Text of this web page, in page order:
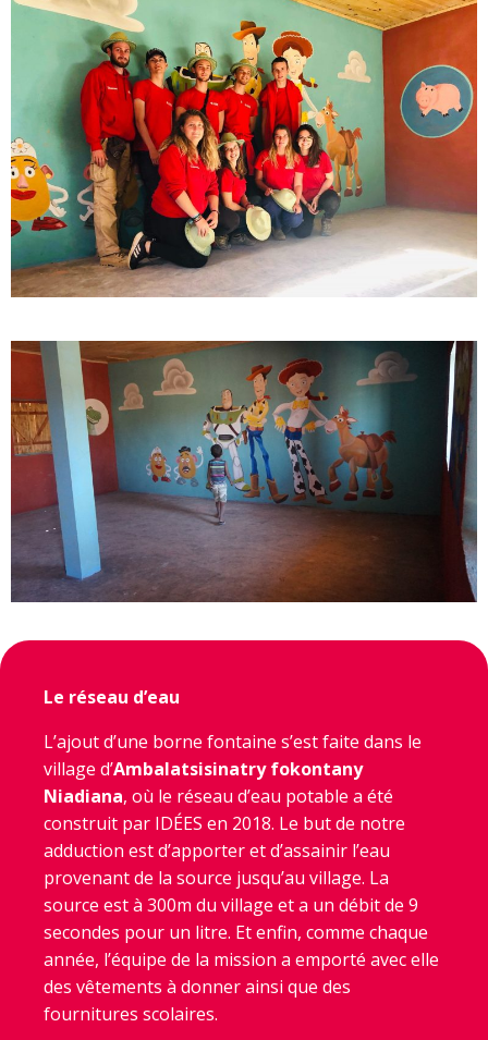
Le réseau d’eau
L’ajout d’une borne fontaine s’est faite dans le
village d’Ambalatsisinatry fokontany
Niadiana, où le réseau d’eau potable a été
construit par IDÉES en 2018. Le but de notre
adduction est d’apporter et d’assainir l’eau
provenant de la source jusqu’au village. La
source est à 300m du village et a un débit de 9
secondes pour un litre. Et enfin, comme chaque
année, l’équipe de la mission a emporté avec elle
des vêtements à donner ainsi que des
fournitures scolaires.